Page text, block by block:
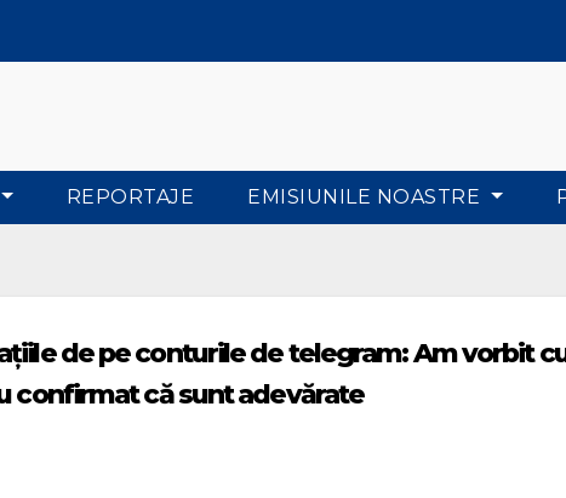
REPORTAJE EMISIUNILE NOASTRE
de pe conturile de telegram: Am vorbit
confirmat că sunt adevărate